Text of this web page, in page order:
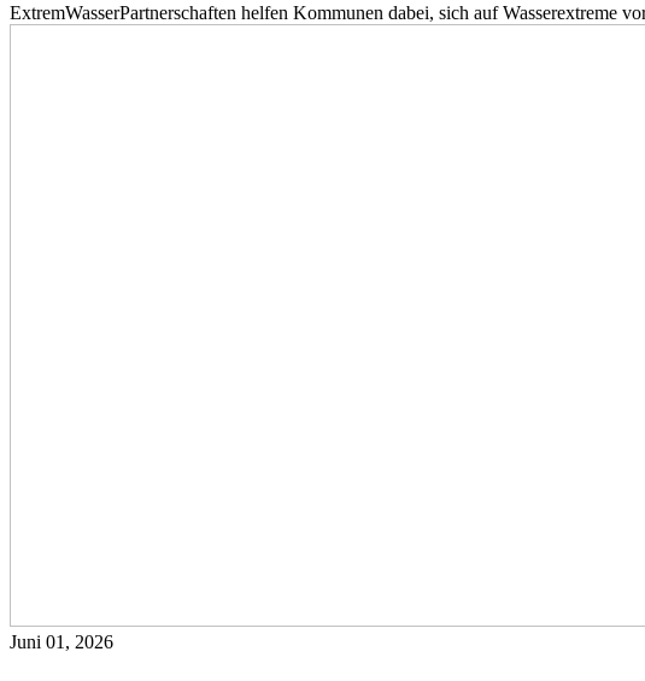
ExtremWasserPartnerschaften helfen Kommunen dabei, sich auf Wasserextreme
Juni 01, 2026